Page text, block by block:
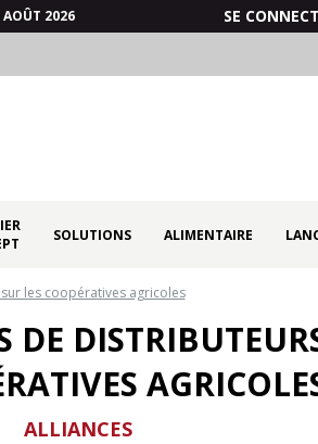
AOÛT 2026 SE
SOLUTIONS ALIMENTAIRE
les coopératives agricoles
DE
ALLIANCES